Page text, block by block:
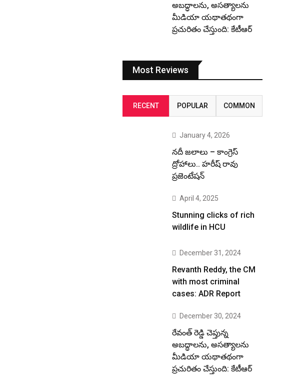
అబద్ధాలను, అసత్యాలను
మీడియా యథాతథంగా
ప్రచురితం చేస్తుంది: కేటీఆర్
Most Reviews
RECENT POPULAR COMMON
January 4, 2026
నదీ జలాలు – కాంగ్రెస్
ద్రోహాలు.. హరీష్ రావు
ప్రజెంటేషన్
April 4, 2025
Stunning clicks of rich
wildlife in HCU
December 31, 2024
Revanth Reddy, the CM
with most criminal
cases: ADR Report
December 30, 2024
రేవంత్ రెడ్డి చెప్తున్న
అబద్ధాలను, అసత్యాలను
మీడియా యథాతథంగా
ప్రచురితం చేస్తుంది: కేటీఆర్